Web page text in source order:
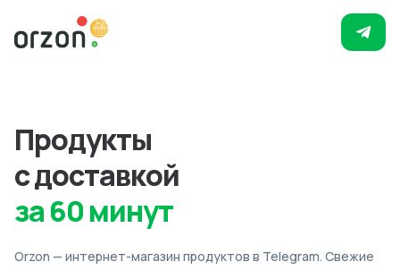
Продукты
с доставкой
за 60 минут
Orzon — интернет-магазин продуктов в Telegram. Свежие